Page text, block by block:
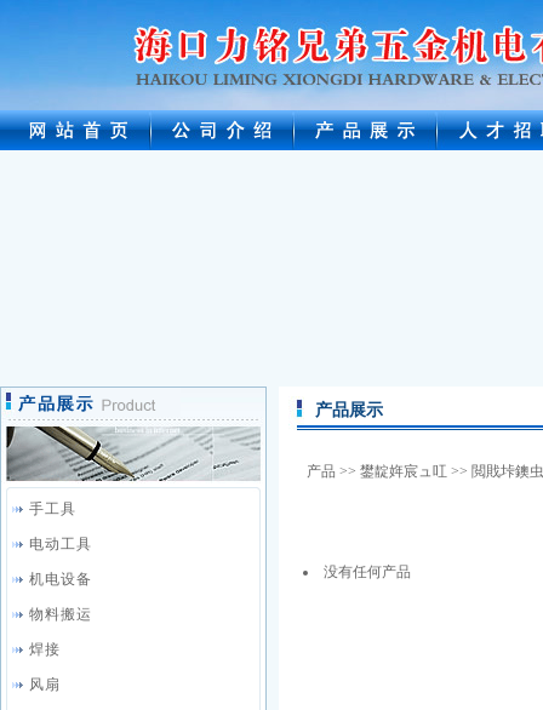
手工具
电动工具
机电设备
物料搬运
焊接
风扇
产品展示
产品 >> 鐢靛姩宸ュ叿 >> 閲戝垰鐭
没有任何产品